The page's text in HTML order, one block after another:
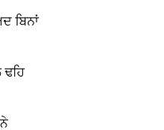
ਬਿਨਾਂ